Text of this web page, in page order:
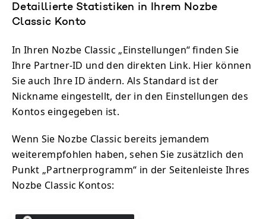
Detaillierte Statistiken in Ihrem Nozbe
Classic Konto
In Ihren Nozbe Classic „Einstellungen“ finden Sie
Ihre Partner-ID und den direkten Link. Hier können
Sie auch Ihre ID ändern. Als Standard ist der
Nickname eingestellt, der in den Einstellungen des
Kontos eingegeben ist.
Wenn Sie Nozbe Classic bereits jemandem
weiterempfohlen haben, sehen Sie zusätzlich den
Punkt „Partnerprogramm“ in der Seitenleiste Ihres
Nozbe Classic Kontos: